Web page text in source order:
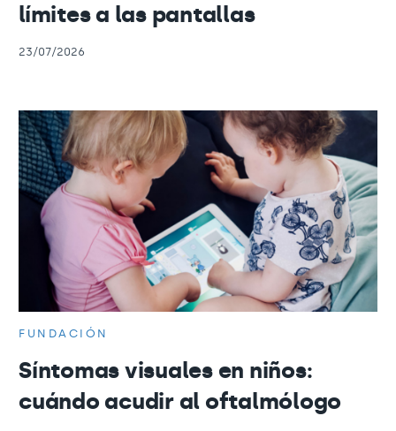
límites a las pantallas
23/07/2026
FUNDACIÓN
Síntomas visuales en niños:
cuándo acudir al oftalmólogo